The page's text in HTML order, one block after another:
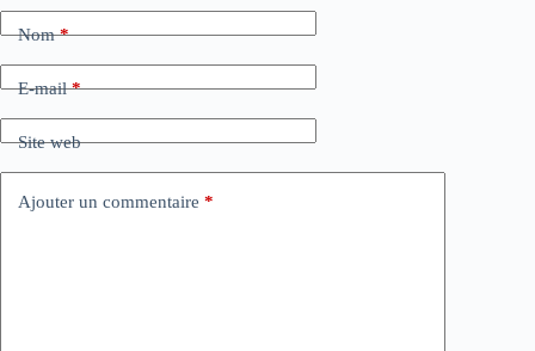
Nom*
E-mail*
Site web
Ajouter un commentaire *